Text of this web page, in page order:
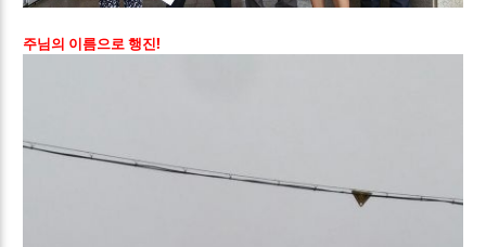
주님의 이름으로 행진!